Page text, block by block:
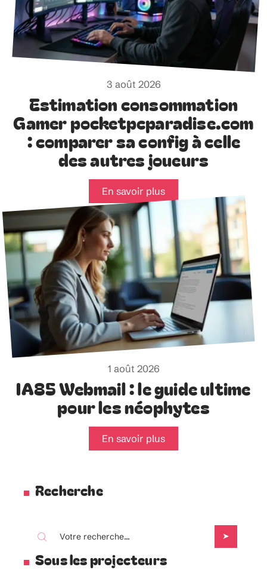
3 août 2026
Estimation consommation
Gamer pocketpcparadise.com
: comparer sa config à celle
des autres joueurs
En savoir plus
1 août 2026
IA85 Webmail : le guide ultime
pour les néophytes
En savoir plus
Recherche
Sous les projecteurs